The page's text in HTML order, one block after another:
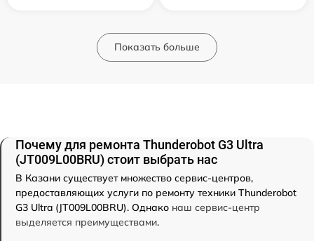
Показать больше
Почему для ремонта Thunderobot G3 Ultra
(JT009L00BRU) стоит выбрать нас
В Казани существует множество сервис-центров,
предоставляющих услуги по ремонту техники Thunderobot
G3 Ultra (JT009L00BRU). Однако наш сервис-центр
выделяется преимуществами.